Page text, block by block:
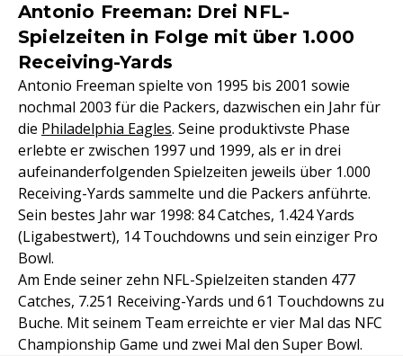
Antonio Freeman: Drei NFL-
Spielzeiten in Folge mit über 1.000
Receiving-Yards
Antonio Freeman spielte von 1995 bis 2001 sowie
nochmal 2003 für die Packers, dazwischen ein Jahr für
die Philadelphia Eagles. Seine produktivste Phase
erlebte er zwischen 1997 und 1999, als er in drei
aufeinanderfolgenden Spielzeiten jeweils über 1.000
Receiving-Yards sammelte und die Packers anführte.
Sein bestes Jahr war 1998: 84 Catches, 1.424 Yards
(Ligabestwert), 14 Touchdowns und sein einziger Pro
Bowl.
Am Ende seiner zehn NFL-Spielzeiten standen 477
Catches, 7.251 Receiving-Yards und 61 Touchdowns zu
Buche. Mit seinem Team erreichte er vier Mal das NFC
Championship Game und zwei Mal den Super Bowl.